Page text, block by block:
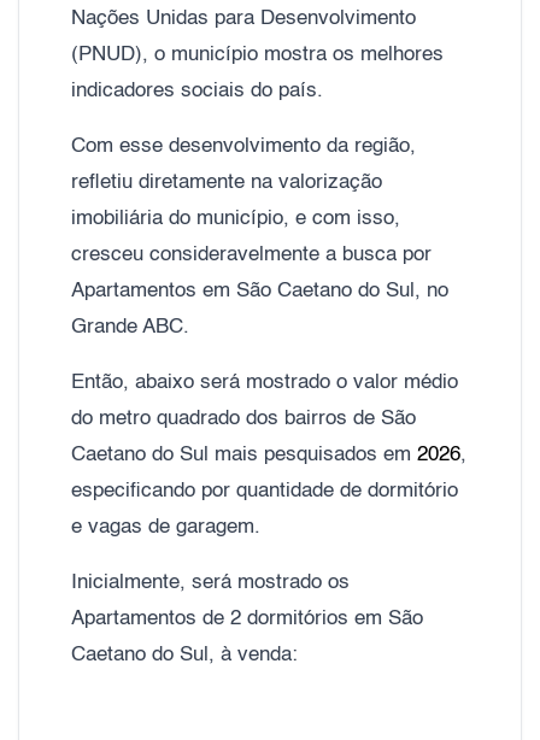
Nações Unidas para Desenvolvimento
(PNUD), o município mostra os melhores
indicadores sociais do país.
Com esse desenvolvimento da região,
refletiu diretamente na valorização
imobiliária do município, e com isso,
cresceu consideravelmente a busca por
Apartamentos em São Caetano do Sul, no
Grande ABC.
Então, abaixo será mostrado o valor médio
do metro quadrado dos bairros de São
Caetano do Sul mais pesquisados em 2026,
especificando por quantidade de dormitório
e vagas de garagem.
Inicialmente, será mostrado os
Apartamentos de 2 dormitórios em São
Caetano do Sul, à venda: